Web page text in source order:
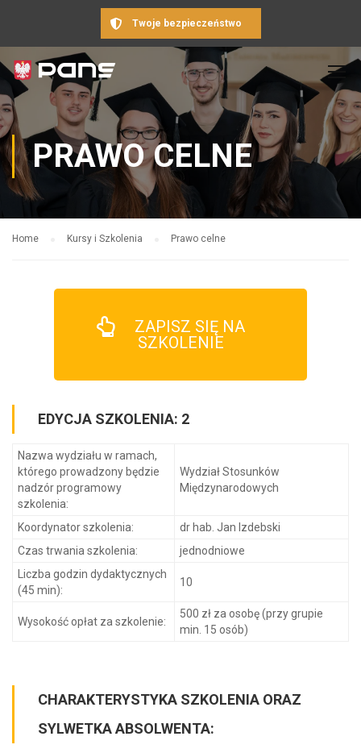
Twoje bezpieczeństwo
PRAWO CELNE
Home Kursy i Szkolenia Prawo celne
ZAPISZ SIĘ NA
SZKOLENIE
EDYCJA SZKOLENIA: 2
Nazwa wydziału w ramach,
którego prowadzony będzie
nadzór programowy
szkolenia:
Wydział Stosunków
Międzynarodowych
Koordynator szkolenia:
dr hab. Jan Izdebski
Czas trwania szkolenia:
jednodniowe
Liczba godzin dydaktycznych
(45 min):
10
Wysokość opłat za szkolenie:
500 zł za osobę (przy grupie
min. 15 osób)
CHARAKTERYSTYKA SZKOLENIA ORAZ
SYLWETKA ABSOLWENTA: